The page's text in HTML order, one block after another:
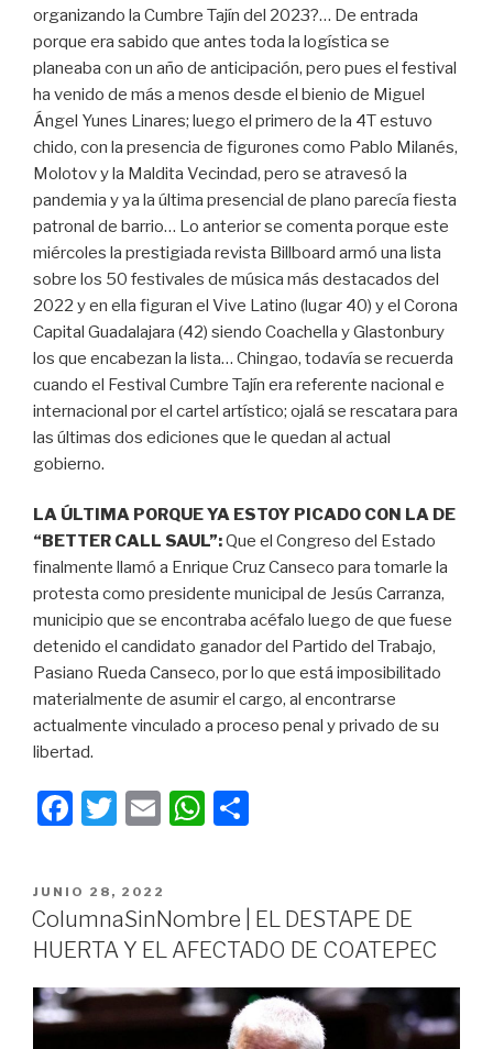
organizando la Cumbre Tajín del 2023?… De entrada
porque era sabido que antes toda la logística se
planeaba con un año de anticipación, pero pues el festival
ha venido de más a menos desde el bienio de Miguel
Ángel Yunes Linares; luego el primero de la 4T estuvo
chido, con la presencia de figurones como Pablo Milanés,
Molotov y la Maldita Vecindad, pero se atravesó la
pandemia y ya la última presencial de plano parecía fiesta
patronal de barrio… Lo anterior se comenta porque este
miércoles la prestigiada revista Billboard armó una lista
sobre los 50 festivales de música más destacados del
2022 y en ella figuran el Vive Latino (lugar 40) y el Corona
Capital Guadalajara (42) siendo Coachella y Glastonbury
los que encabezan la lista… Chingao, todavía se recuerda
cuando el Festival Cumbre Tajín era referente nacional e
internacional por el cartel artístico; ojalá se rescatara para
las últimas dos ediciones que le quedan al actual
gobierno.
LA ÚLTIMA PORQUE YA ESTOY PICADO CON LA DE
“BETTER CALL SAUL”:Que el Congreso del Estado
finalmente llamó a Enrique Cruz Canseco para tomarle la
protesta como presidente municipal de Jesús Carranza,
municipio que se encontraba acéfalo luego de que fuese
detenido el candidato ganador del Partido del Trabajo,
Pasiano Rueda Canseco, por lo que está imposibilitado
materialmente de asumir el cargo, al encontrarse
actualmente vinculado a proceso penal y privado de su
libertad.
F
c
e
b
o
o
T
tt
er
E
ail
W
s
A
p
p
p
ar
tir
PUBLICADO
EN
JUNIO 28, 2022
ColumnaSinNombre | EL DESTAPE DE
HUERTA Y EL AFECTADO DE COATEPEC